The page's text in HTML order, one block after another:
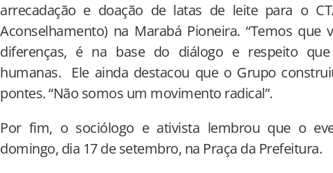
arrecadação e doação de latas de leite para o
Aconselhamento) na Marabá Pioneira. “Temos que
diferenças, é na base do diálogo e respeito
humanas. Ele ainda destacou que o Grupo
pontes. “Não somos um movimento radical”.
Por fim, o sociólogo e ativista lembrou que o
domingo, dia 17 de setembro, na Praça da Prefeitura.